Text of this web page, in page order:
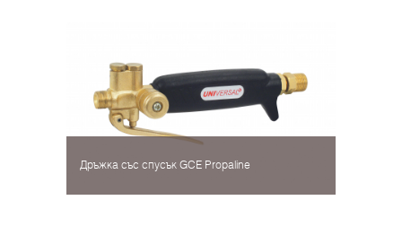
Дръжка със спусък GCE Propaline